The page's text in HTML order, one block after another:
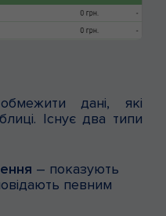
дані, які
Існує два типи
– показують
певним